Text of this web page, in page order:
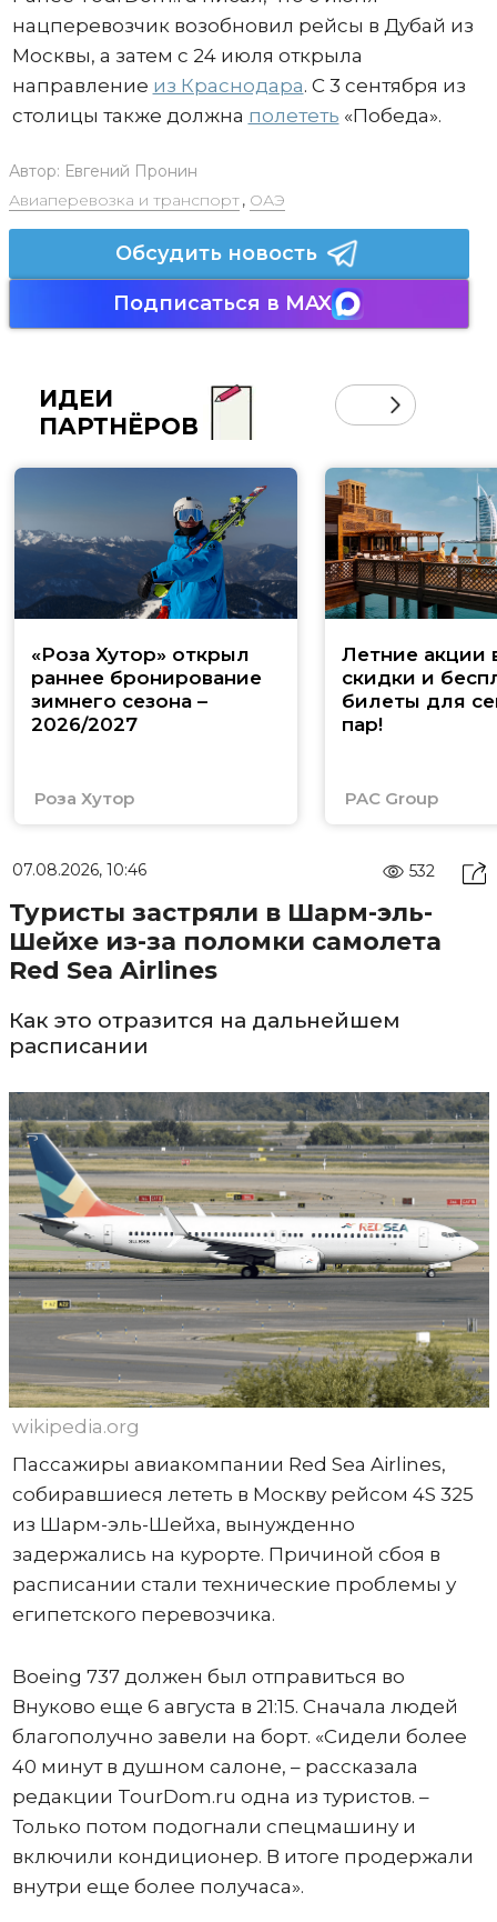
нацперевозчик возобновил рейсы в Дубай из
Москвы, а затем с 24 июля открыла
направление из Краснодара. С 3 сентября из
столицы также должна полететь «Победа».
Автор: Евгений Пронин
Авиаперевозка и транспорт, ОАЭ
Обсудить новость
Подписаться в MAX
ИДЕИ
ПАРТНЁРОВ
«Роза Хутор» открыл
раннее бронирование
зимнего сезона –
2026/2027
Роза Хутор
Летние акции
скидки и
билеты для
пар!
PAC Group
07.08.2026, 10:46 532
Туристы застряли в Шарм-эль-
Шейхе из-за поломки самолета
Red Sea Airlines
Как это отразится на дальнейшем
расписании
wikipedia.org
Пассажиры авиакомпании Red Sea Airlines,
собиравшиеся лететь в Москву рейсом 4S 325
из Шарм-эль-Шейха, вынужденно
задержались на курорте. Причиной сбоя в
расписании стали технические проблемы у
египетского перевозчика.
Boeing 737 должен был отправиться во
Внуково еще 6 августа в 21:15. Сначала людей
благополучно завели на борт. «Сидели более
40 минут в душном салоне, – рассказала
редакции TourDom.ru одна из туристов. –
Только потом подогнали спецмашину и
включили кондиционер. В итоге продержали
внутри еще более получаса».